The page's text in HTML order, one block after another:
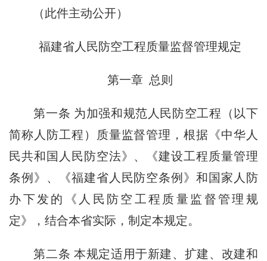
（此件主动公开）
福建省人民防空工程质量监督管理规定
第一章 总则
第一条 为加强和规范人民防空工程（以下
简称人防工程）质量监督管理，根据《中华人
民共和国人民防空法》、《建设工程质量管理
条例》、《福建省人民防空条例》和国家人防
办下发的《人民防空工程质量监督管理规
定》，结合本省实际，制定本规定。
第二条 本规定适用于新建、扩建、改建和